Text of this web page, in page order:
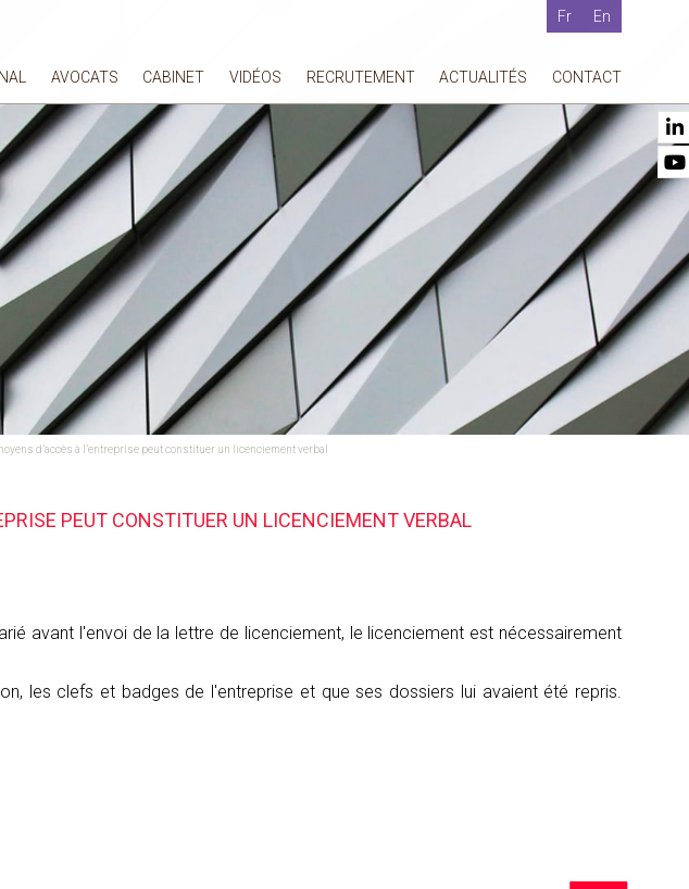
Fr En
AVOCATS CABINET VIDÉOS RECRUTEMENT ACTUALITÉS CONTACT
d’accès à l’entreprise peut constituer un licenciement verbal
PEUT CONSTITUER UN LICENCIEMENT VERBAL
avant l'envoi de la lettre de licenciement, le licenciement est nécessairement
les clefs et badges de l'entreprise et que ses dossiers lui avaient été repris.